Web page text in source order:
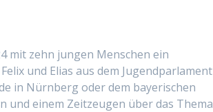
mit zehn jungen Menschen ein
und Elias aus dem Jugendparlament
in Nürnberg oder dem bayerischen
und einem Zeitzeugen über das Thema